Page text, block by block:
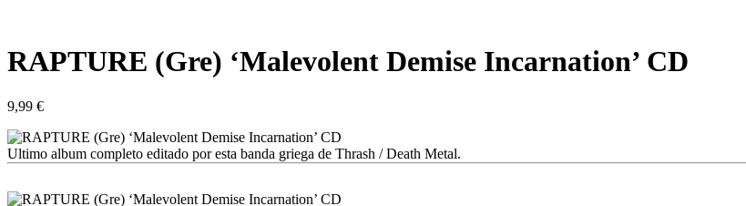
RAPTURE (Gre) ‘Malevolent Demise Incarnation’ CD
9,99 €
Ultimo album completo editado por esta banda griega de Thrash / Death Metal.